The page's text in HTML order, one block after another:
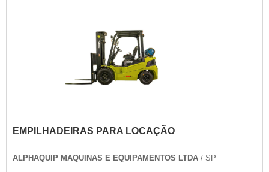
preventiva inclusa e suporte técnico
especializado, atendendo demandas sazonais ou
projetos específicos com agilidade e segurança.
EMPILHADEIRAS PARA LOCAÇÃO
ALPHAQUIP MAQUINAS E EQUIPAMENTOS LTDA / SP